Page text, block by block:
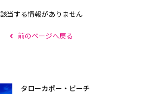
該当する情報がありません
前のページへ戻る
タローカポー・ビーチ